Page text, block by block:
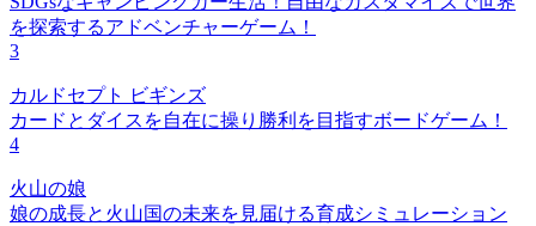
を探索するアドベンチャーゲーム！
3
カルドセプト ビギンズ
カードとダイスを自在に操り勝利を目指すボードゲーム！
4
火山の娘
娘の成長と火山国の未来を見届ける育成シミュレーション